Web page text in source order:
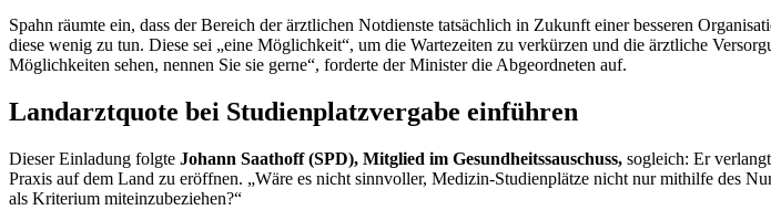
Spahn räumte ein, dass der Bereich der ärztlichen Notdienste tatsächlich in Zukunft einer besseren
diese wenig zu tun. Diese sei „eine Möglichkeit“, um die Wartezeiten zu verkürzen und die ärztliche
Möglichkeiten sehen, nennen Sie sie gerne“, forderte der Minister die Abgeordneten auf.
Landarztquote bei Studienplatzvergabe einführen
Dieser Einladung folgte Johann Saathoff (SPD), Mitglied im Gesundheitssauschuss, sogleich: Er
Praxis auf dem Land zu eröffnen. „Wäre es nicht sinnvoller, Medizin-Studienplätze nicht nur mithilfe des
als Kriterium miteinzubeziehen?“